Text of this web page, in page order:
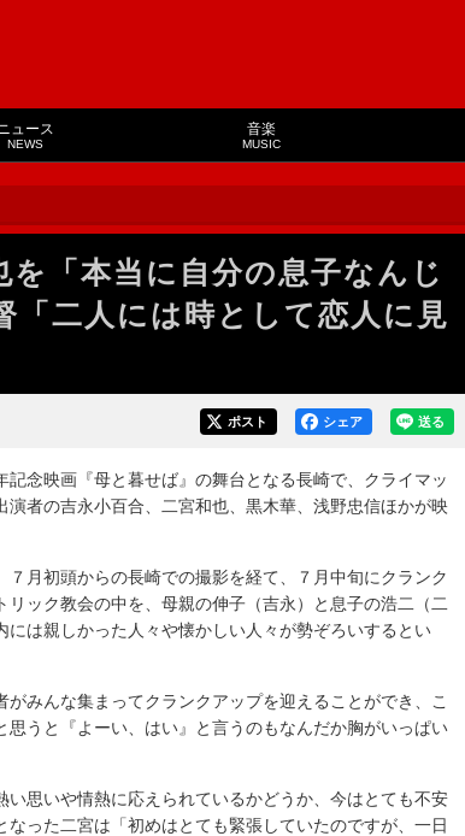
ニュース
NEWS
音楽
MUSIC
を「本当に自分の息子なんじ
二人には時として恋人に見
送る
シェア
ポスト
念映画『母と暮せば』の舞台となる長崎で、クライマッ
者の吉永小百合、二宮和也、黒木華、浅野忠信ほかが映
月初頭からの長崎での撮影を経て、７月中旬にクランク
ック教会の中を、母親の伸子（吉永）と息子の浩二（二
は親しかった人々や懐かしい人々が勢ぞろいするとい
みんな集まってクランクアップを迎えることができ、こ
思うと『よーい、はい』と言うのもなんだか胸がいっぱい
思いや情熱に応えられているかどうか、今はとても不安
った二宮は「初めはとても緊張していたのですが、一日